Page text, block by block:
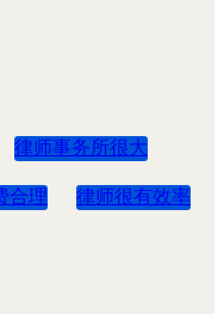
律师事务所很大
合理 律师很有效率